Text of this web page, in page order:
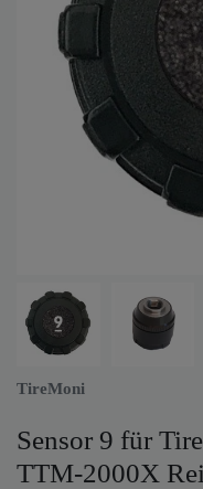
TireMoni
Sensor 9 für
TTM-2000X